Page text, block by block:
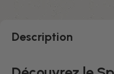
Description